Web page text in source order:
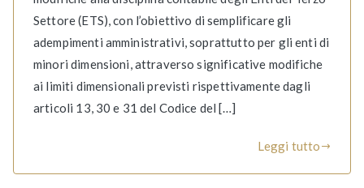
Settore (ETS), con l’obiettivo di semplificare gli
adempimenti amministrativi, soprattutto per gli enti di
minori dimensioni, attraverso significative modifiche
ai limiti dimensionali previsti rispettivamente dagli
articoli 13, 30 e 31 del Codice del […]
Leggi tutto